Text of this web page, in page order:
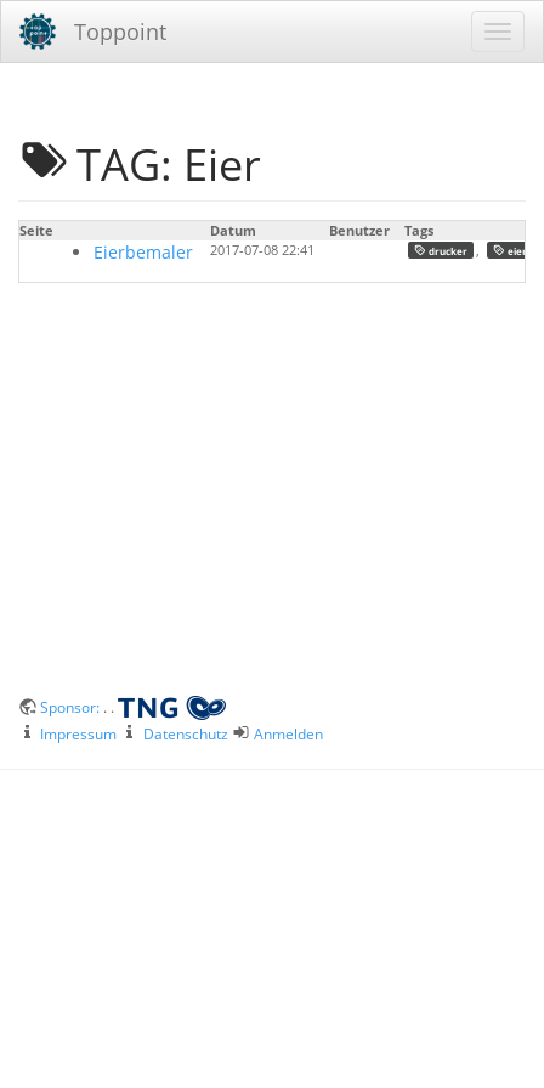
Toppoint
TAG: Eier
Seite Datum Benutzer Tags
Eierbemaler 2017-07-08 22:41 drucker eier
Sponsor: . .
Impressum
Datenschutz Anmelden